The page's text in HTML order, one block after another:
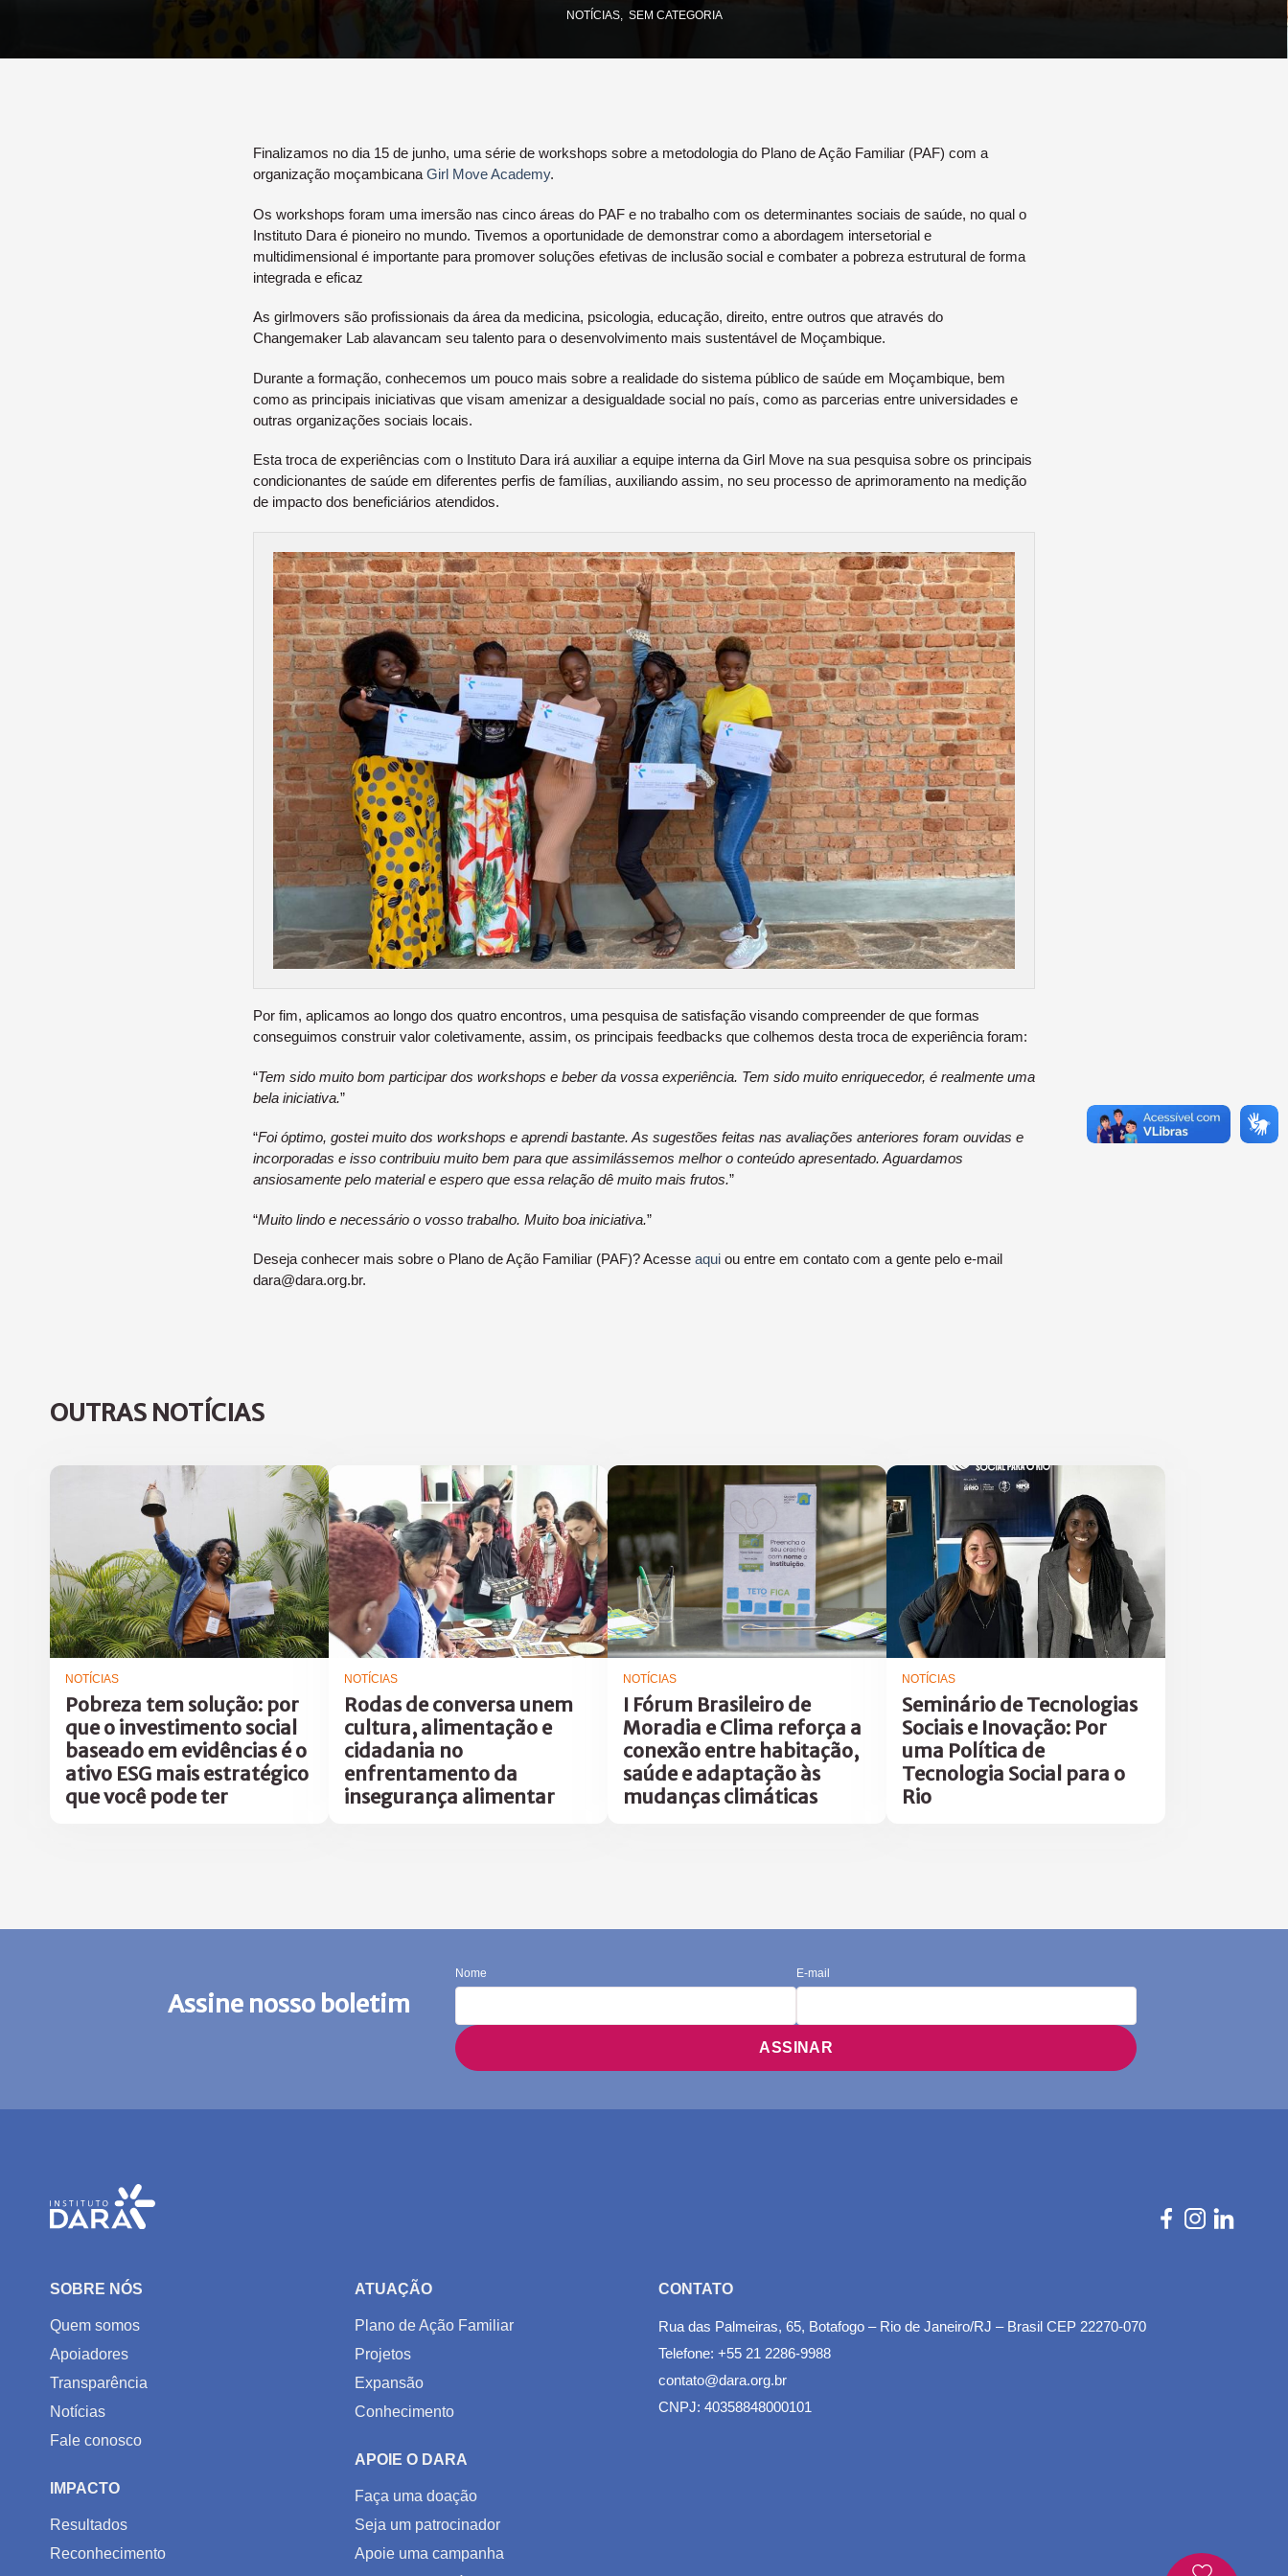
NOTÍCIAS SEM CATEGORIA
Finalizamos no dia 15 de junho, uma série de workshops sobre a metodologia do Plano de Ação Familiar (PAF) com a
organização moçambicana Girl Move Academy.
Os workshops foram uma imersão nas cinco áreas do PAF e no trabalho com os determinantes sociais de saúde, no qual o
Instituto Dara é pioneiro no mundo. Tivemos a oportunidade de demonstrar como a abordagem intersetorial e
multidimensional é importante para promover soluções efetivas de inclusão social e combater a pobreza estrutural de forma
integrada e eficaz
As girlmovers são profissionais da área da medicina, psicologia, educação, direito, entre outros que através do
Changemaker Lab alavancam seu talento para o desenvolvimento mais sustentável de Moçambique.
Durante a formação, conhecemos um pouco mais sobre a realidade do sistema público de saúde em Moçambique, bem
como as principais iniciativas que visam amenizar a desigualdade social no país, como as parcerias entre universidades e
outras organizações sociais locais.
Esta troca de experiências com o Instituto Dara irá auxiliar a equipe interna da Girl Move na sua pesquisa sobre os principais
condicionantes de saúde em diferentes perfis de famílias, auxiliando assim, no seu processo de aprimoramento na medição
de impacto dos beneficiários atendidos.
Por fim, aplicamos ao longo dos quatro encontros, uma pesquisa de satisfação visando compreender de que formas
conseguimos construir valor coletivamente, assim, os principais feedbacks que colhemos desta troca de experiência foram:
“Tem sido muito bom participar dos workshops e beber da vossa experiência. Tem sido muito enriquecedor, é realmente uma
bela iniciativa.”
“Foi óptimo, gostei muito dos workshops e aprendi bastante. As sugestões feitas nas avaliações anteriores foram ouvidas e
incorporadas e isso contribuiu muito bem para que assimilássemos melhor o conteúdo apresentado. Aguardamos
ansiosamente pelo material e espero que essa relação dê muito mais frutos.”
“Muito lindo e necessário o vosso trabalho. Muito boa iniciativa.”
Deseja conhecer mais sobre o Plano de Ação Familiar (PAF)? Acesse aquiou entre em contato com a gente pelo e-mail
dara@dara.org.br.
OUTRAS NOTÍCIAS
NOTÍCIAS
Pobreza tem solução: por
que o investimento social
baseado em evidências é o
ativo ESG mais estratégico
que você pode ter
NOTÍCIAS
Rodas de conversa unem
cultura, alimentação e
cidadania no
enfrentamento da
insegurança alimentar
NOTÍCIAS
I Fórum Brasileiro de
Moradia e Clima reforça a
conexão entre habitação,
saúde e adaptação às
mudanças climáticas
NOTÍCIAS
Seminário de Tecnologias
Sociais e Inovação: Por
uma Política de
Tecnologia Social para o
Rio
Assine nosso boletim
Nome E-mail
SOBRE NÓS
Quem somos
Apoiadores
Transparência
Notícias
Fale conosco
IMPACTO
Resultados
Reconhecimento
ATUAÇÃO
Plano de Ação Familiar
Projetos
Expansão
Conhecimento
APOIE O DARA
Faça uma doação
Seja um patrocinador
Apoie uma campanha
CONTATO
Rua das Palmeiras, 65, Botafogo – Rio de Janeiro/RJ – Brasil CEP 22270-070
Telefone: +55 21 2286-9988
contato@dara.org.br
CNPJ: 40358848000101